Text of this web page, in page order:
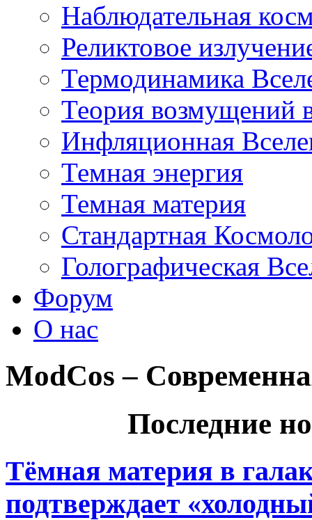
Наблюдательная
Реликтовое
Термодинамика
Теория возмущений
Инфляционная
Темная энергия
Темная материя
Стандартная
Голографическая
Форум
О нас
ModCos –
Последние
Тёмная материя в
подтверждает